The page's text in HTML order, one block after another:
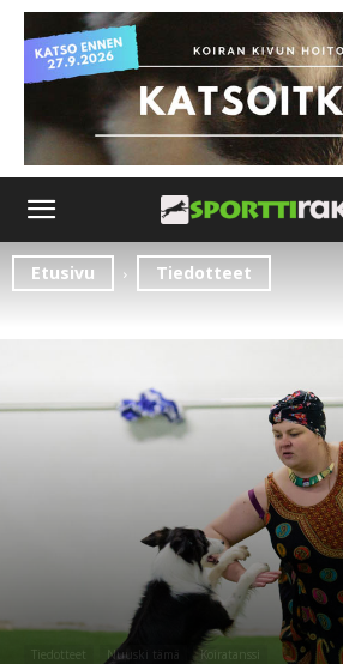
Etusivu Tiedotteet
Tiedotteet Nuuski tämä Koiratanssi